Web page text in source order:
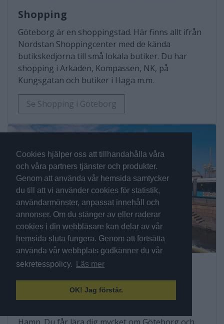
Cookies hjälper oss att tillhandahålla våra
och våra partners tjänster och produkter.
Genom att använda vår hemsida samtycker
du till att vi använder cookies för statistik,
användarmönster, anpassat innehåll och
annonser. Om du stänger av eller raderar
cookies i din webbläsare kan delar av vår
hemsida sluta fungera. Genom att fortsätta
använda vår webbplats godkänner du vår
sekretesspolicy.
Läs mer
OK! Jag förstår.
Shopping
Göteborg är en shoppingstad. Här finns allt ifrån
Nordstan Shoppingcenter med de kända
butikskedjorna till små lokala butiker. Du har
shopping i Arkaden, Kompassen, NK, på
Kungsgatan och butiker i Haga m.m.
Se Shopping i Göteborg
Rundtur med Paddan
Göteborg är känt för sina platta Paddan-båtar
som tar dig med på sightseeing genom